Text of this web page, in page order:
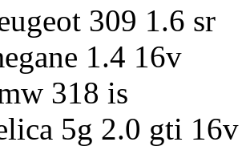
309 1.6 sr
1.4 16v
318 is
5g 2.0 gti 16v